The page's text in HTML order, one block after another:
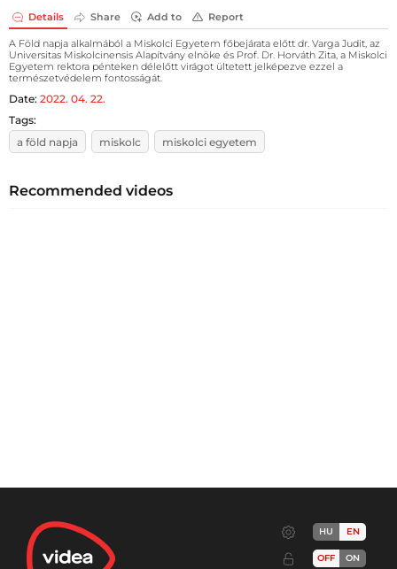
Details Share Add to Report
A Föld napja alkalmából a Miskolci Egyetem főbejárata előtt dr. Varga Judit, az
Universitas Miskolcinensis Alapítvány elnöke és Prof. Dr. Horváth Zita, a Miskolci
Egyetem rektora pénteken délelőtt virágot ültetett jelképezve ezzel a
természetvédelem fontosságát.
Date: 2022. 04. 22.
Tags:
a föld napja
miskolc miskolci egyetem
Recommended videos
HU EN
OFF ON